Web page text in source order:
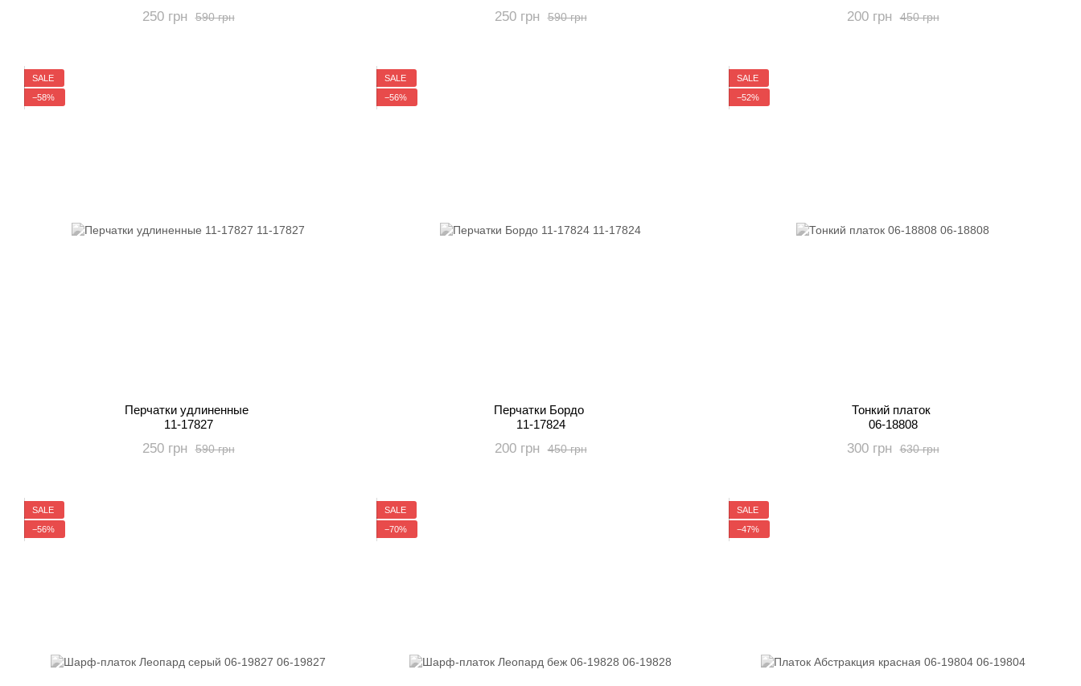
590 грн
250 грн 590 грн
250 грн 450 грн
200 грн
SALE
−58%
Перчатки удлиненные
11-17827
590 грн
250 грн
SALE
−56%
Перчатки Бордо
11-17824
450 грн
200 грн
SALE
−52%
Тонкий платок
06-18808
630 грн
300 грн
SALE
−56%
SALE
−70%
SALE
−47%